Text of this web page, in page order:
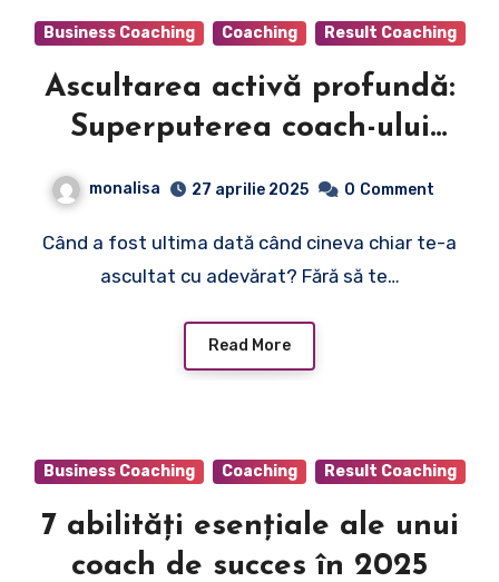
Business Coaching Coaching Result Coaching
Ascultarea activă profundă:
Superputerea coach-ului
monalisa 27 aprilie 2025 0 Comment
Când a fost ultima dată când cineva chiar te-a
ascultat cu adevărat? Fără să te…
Read More
Business Coaching Coaching Result Coaching
7 abilități esențiale ale unui
coach de succes în 2025